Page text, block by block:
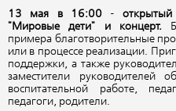
13 мая в 16:00 -
"Мировые дети" и концерт.
примера благотворительные
или в процессе реализации.
поддержки, а также
заместители руководителей
воспитательной работе,
педагоги, родители.